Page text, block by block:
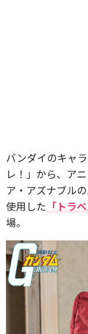
バンダイのキャ
レ！」から、ア
ア・アズナブル
使用した 「トラ
場。